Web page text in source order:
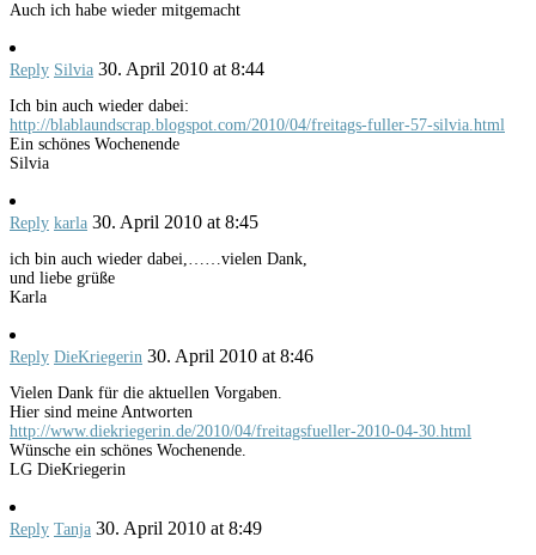
Auch ich habe wieder mitgemacht
Reply Silvia 30. April 2010 at 8:44
Ich bin auch wieder dabei:
http://blablaundscrap.blogspot.com/2010/04/freitags-fuller-57-silvia.html
Ein schönes Wochenende
Silvia
Reply karla 30. April 2010 at 8:45
ich bin auch wieder dabei,……vielen Dank,
und liebe grüße
Karla
Reply DieKriegerin 30. April 2010 at 8:46
Vielen Dank für die aktuellen Vorgaben.
Hier sind meine Antworten
http://www.diekriegerin.de/2010/04/freitagsfueller-2010-04-30.html
Wünsche ein schönes Wochenende.
LG DieKriegerin
Reply Tanja 30. April 2010 at 8:49